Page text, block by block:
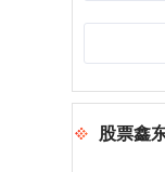
股票鑫